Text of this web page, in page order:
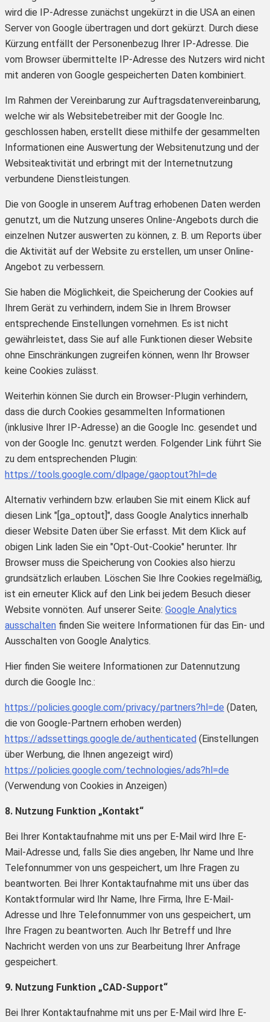
wird die IP-Adresse zunächst ungekürzt in die USA an einen
Server von Google übertragen und dort gekürzt. Durch diese
Kürzung entfällt der Personenbezug Ihrer IP-Adresse. Die
vom Browser übermittelte IP-Adresse des Nutzers wird nicht
mit anderen von Google gespeicherten Daten kombiniert.
Im Rahmen der Vereinbarung zur Auftragsdatenvereinbarung,
welche wir als Websitebetreiber mit der Google Inc.
geschlossen haben, erstellt diese mithilfe der gesammelten
Informationen eine Auswertung der Websitenutzung und der
Websiteaktivität und erbringt mit der Internetnutzung
verbundene Dienstleistungen.
Die von Google in unserem Auftrag erhobenen Daten werden
genutzt, um die Nutzung unseres Online-Angebots durch die
einzelnen Nutzer auswerten zu können, z. B. um Reports über
die Aktivität auf der Website zu erstellen, um unser Online-
Angebot zu verbessern.
Sie haben die Möglichkeit, die Speicherung der Cookies auf
Ihrem Gerät zu verhindern, indem Sie in Ihrem Browser
entsprechende Einstellungen vornehmen. Es ist nicht
gewährleistet, dass Sie auf alle Funktionen dieser Website
ohne Einschränkungen zugreifen können, wenn Ihr Browser
keine Cookies zulässt.
Weiterhin können Sie durch ein Browser-Plugin verhindern,
dass die durch Cookies gesammelten Informationen
(inklusive Ihrer IP-Adresse) an die Google Inc. gesendet und
von der Google Inc. genutzt werden. Folgender Link führt Sie
zu dem entsprechenden Plugin:
https://tools.google.com/dlpage/gaoptout?hl=de
Alternativ verhindern bzw. erlauben Sie mit einem Klick auf
diesen Link "[ga_optout]", dass Google Analytics innerhalb
dieser Website Daten über Sie erfasst. Mit dem Klick auf
obigen Link laden Sie ein "Opt-Out-Cookie" herunter. Ihr
Browser muss die Speicherung von Cookies also hierzu
grundsätzlich erlauben. Löschen Sie Ihre Cookies regelmäßig,
ist ein erneuter Klick auf den Link bei jedem Besuch dieser
Website vonnöten. Auf unserer Seite: Google Analytics
ausschalten finden Sie weitere Informationen für das Ein- und
Ausschalten von Google Analytics.
Hier finden Sie weitere Informationen zur Datennutzung
durch die Google Inc.:
https://policies.google.com/privacy/partners?hl=de (Daten,
die von Google-Partnern erhoben werden)
https://adssettings.google.de/authenticated (Einstellungen
über Werbung, die Ihnen angezeigt wird)
https://policies.google.com/technologies/ads?hl=de
(Verwendung von Cookies in Anzeigen)
8. Nutzung Funktion „Kontakt“
Bei Ihrer Kontaktaufnahme mit uns per E-Mail wird Ihre E-
Mail-Adresse und, falls Sie dies angeben, Ihr Name und Ihre
Telefonnummer von uns gespeichert, um Ihre Fragen zu
beantworten. Bei Ihrer Kontaktaufnahme mit uns über das
Kontaktformular wird Ihr Name, Ihre Firma, Ihre E-Mail-
Adresse und Ihre Telefonnummer von uns gespeichert, um
Ihre Fragen zu beantworten. Auch Ihr Betreff und Ihre
Nachricht werden von uns zur Bearbeitung Ihrer Anfrage
gespeichert.
9. Nutzung Funktion „CAD-Support“
Bei Ihrer Kontaktaufnahme mit uns per E-Mail wird Ihre E-